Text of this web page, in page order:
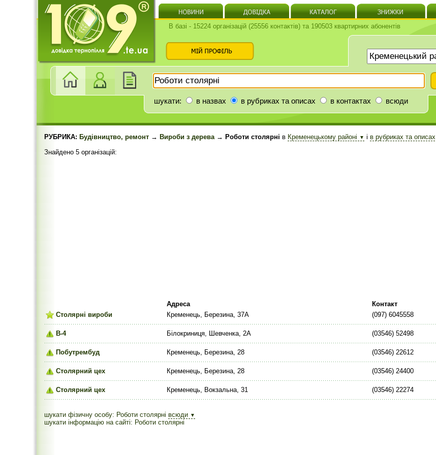
В базі - 15224 організацій (25556 контактів) та 190503 квартирних абонентів
шукати: в назвах в рубриках та описах в контактах всюди
РУБРИКА: Будівництво, ремонт → Вироби з дерева→ Роботи столярні в Кременецькому районі ▼ і в рубриках та описах
Знайдено 5 організацій:
Адреса
Контакт
Столярні вироби
Кременець, Березина, 37А (097) 6045558
В-4 Білокриниця, Шевченка, 2А (03546) 52498
Побутрембуд Кременець, Березина, 28 (03546) 22612
Столярний цех Кременець, Березина, 28 (03546) 24400
Столярний цех Кременець, Вокзальна, 31 (03546) 22274
шукати фізичну особу: Роботи столярні всюди ▼
шукати інформацію на сайті: Роботи столярні